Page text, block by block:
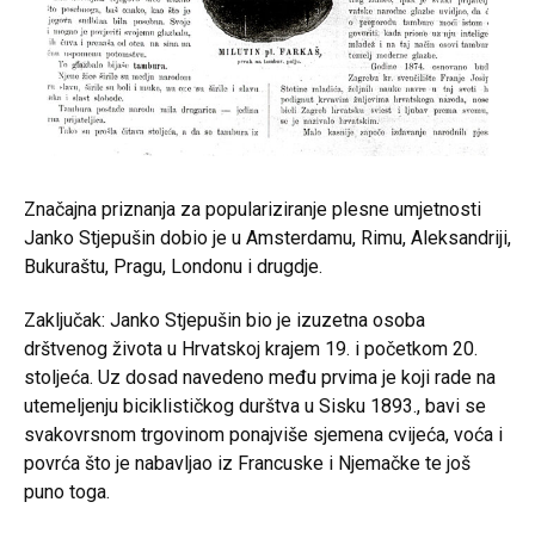
Značajna priznanja za populariziranje plesne umjetnosti
Janko Stjepušin dobio je u Amsterdamu, Rimu, Aleksandriji,
Bukuraštu, Pragu, Londonu i drugdje.
Zaključak: Janko Stjepušin bio je izuzetna osoba
drštvenog života u Hrvatskoj krajem 19. i početkom 20.
stoljeća. Uz dosad navedeno među prvima je koji rade na
utemeljenju biciklističkog durštva u Sisku 1893., bavi se
svakovrsnom trgovinom ponajviše sjemena cvijeća, voća i
povrća što je nabavljao iz Francuske i Njemačke te još
puno toga.